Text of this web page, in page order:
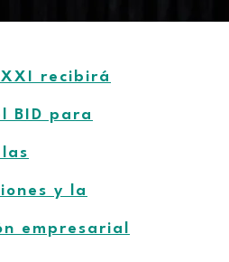
recibirá
BID para
y la
empresarial